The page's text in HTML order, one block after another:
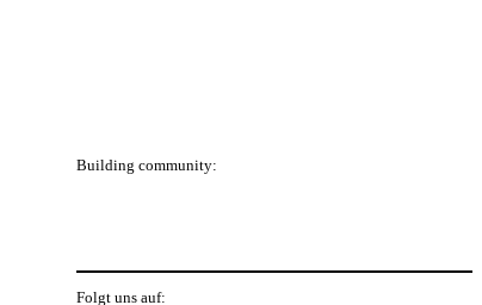
Building community:
P
Folgt uns auf: